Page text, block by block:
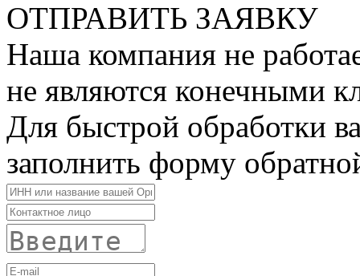
ОТПРАВИТЬ ЗАЯВКУ
Наша компания не
не являются конечными
Для быстрой обработки
заполнить форму